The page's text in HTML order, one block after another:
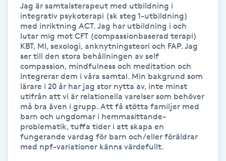
Hårborttagning
Hårbottenbehandling
Hårförlängning
Hårvård
Hälsa
Jag är samtalsterapeut med utbildning i
integrativ psykoterapi (sk steg 1-utbildning)
med inriktning ACT. Jag har utbildning i och
lutar mig mot CFT (compassionbaserad terapi)
KBT, MI, sexologi, anknytningsteori och FAP. Jag
ser till den stora behållningen av self
compassion, mindfulness och meditation och
integrerar dem i våra samtal. Min bakgrund som
lärare i 20 år har jag stor nytta av, inte minst
utifrån att vi är relationella varelser som behöver
må bra även i grupp. Att få stötta familjer med
barn och ungdomar i hemmasittande-
problematik, tuffa tider i att skapa en
fungerande vardag för barn och/eller föräldrar
med npf-variationer känns värdefullt.